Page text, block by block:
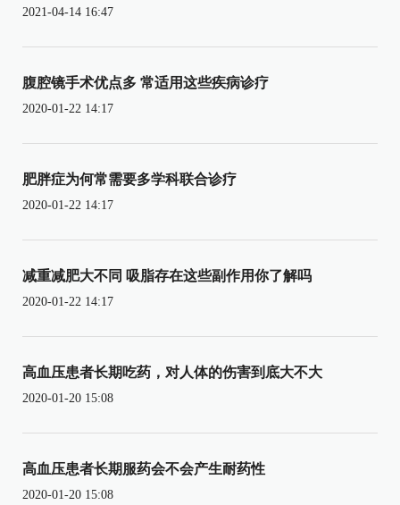
2021-04-14 16:47
腹腔镜手术优点多 常适用这些疾病诊疗
2020-01-22 14:17
肥胖症为何常需要多学科联合诊疗
2020-01-22 14:17
减重减肥大不同 吸脂存在这些副作用你了解吗
2020-01-22 14:17
高血压患者长期吃药，对人体的伤害到底大不大
2020-01-20 15:08
高血压患者长期服药会不会产生耐药性
2020-01-20 15:08